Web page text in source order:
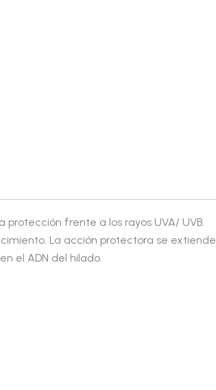
frente a los rayos UVA/ UVB.
La acción protectora se extiende
el ADN del hilado.